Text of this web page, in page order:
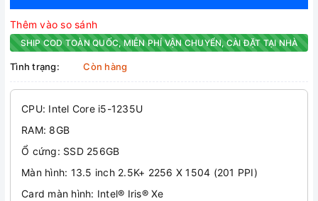
Thêm vào so sánh
SHIP COD TOÀN QUỐC, MIỄN PHÍ VẬN CHUYỂN, CÀI ĐẶT TẠI NHÀ
Tình trạng: Còn hàng
CPU: Intel Core i5-1235U
RAM: 8GB
Ổ cứng: SSD 256GB
Màn hình: 13.5 inch 2.5K+ 2256 X 1504 (201 PPI)
Card màn hình: Intel® Iris® Xe